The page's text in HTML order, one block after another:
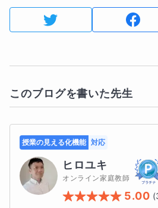
このブログを書いた先生
授業の見える化機能 対応
ヒロユキ
オンライン家庭教師
5.00 (